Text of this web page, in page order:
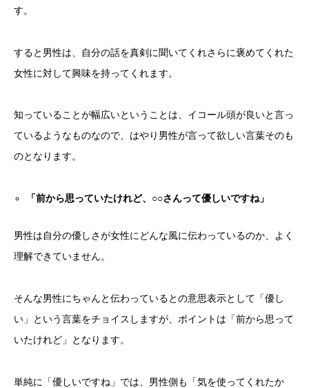
す。
すると男性は、自分の話を真剣に聞いてくれさらに褒めてくれた
女性に対して興味を持ってくれます。
知っていることが幅広いということは、イコール頭が良いと言っ
ているようなものなので、はやり男性が言って欲しい言葉そのも
のとなります。
「前から思っていたけれど、○○さんって優しいですね」
男性は自分の優しさが女性にどんな風に伝わっているのか、よく
理解できていません。
そんな男性にちゃんと伝わっているとの意思表示として「優し
い」という言葉をチョイスしますが、ポイントは「前から思って
いたけれど」となります。
単純に「優しいですね」では、男性側も「気を使ってくれたか